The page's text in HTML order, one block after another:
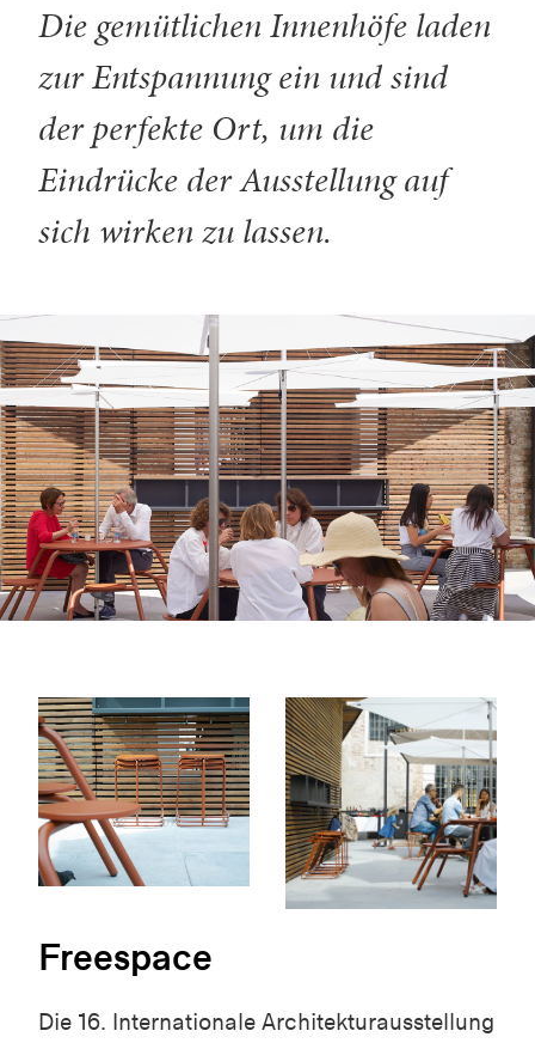
Die gemütlichen Innenhöfe laden
zur Entspannung ein und sind
der perfekte Ort, um die
Eindrücke der Ausstellung auf
sich wirken zu lassen.
Freespace
Die 16. Internationale Architekturausstellung